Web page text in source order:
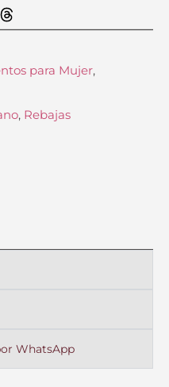
para Mujer,
, Rebajas
WhatsApp